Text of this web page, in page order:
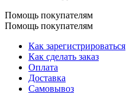
Помощь покупателям
Помощь покупателям
Как зарегистрироваться
Как сделать заказ
Оплата
Доставка
Самовывоз